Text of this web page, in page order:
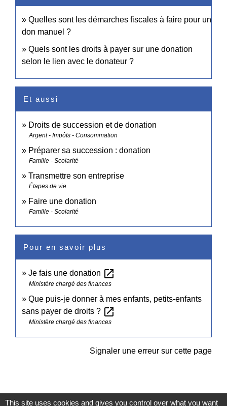
Quelles sont les démarches fiscales à faire pour un
don manuel ?
Quels sont les droits à payer sur une donation
selon le lien avec le donateur ?
Et aussi
Droits de succession et de donation
Argent - Impôts - Consommation
Préparer sa succession : donation
Famille - Scolarité
Transmettre son entreprise
Étapes de vie
Faire une donation
Famille - Scolarité
Pour en savoir plus
Je fais une donation open_in_new
Ministère chargé des finances
Que puis-je donner à mes enfants, petits-enfants
sans payer de droits ? open_in_new
Ministère chargé des finances
Signaler une erreur sur cette page
This site uses cookies and gives you control over what you want